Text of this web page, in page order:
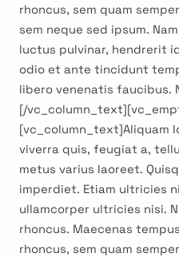
rhoncus, sem quam
sem neque sed ipsum.
luctus pulvinar, hendrerit
odio et ante tincidunt
libero venenatis faucibus.
[/
[vc_column_text]Aliquam
viverra quis, feugiat a,
metus varius laoreet.
imperdiet. Etiam ultricies
ullamcorper ultricies nisi.
rhoncus. Maecenas
rhoncus, sem quam